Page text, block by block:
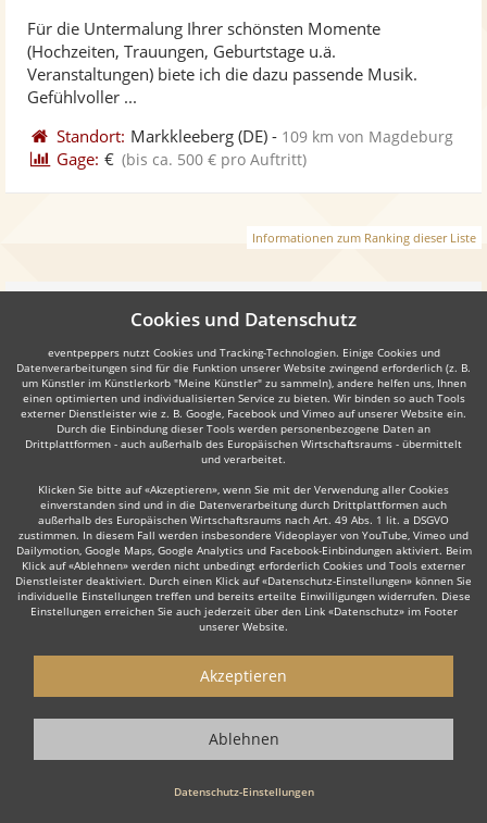
Für die Untermalung Ihrer schönsten Momente
(Hochzeiten, Trauungen, Geburtstage u.ä.
Veranstaltungen) biete ich die dazu passende Musik.
Gefühlvoller ...
Standort: Markkleeberg (DE) - 109 km von Magdeburg
Gage: € (bis ca. 500 € pro Auftritt)
Informationen zum Ranking dieser Liste
Weiter
Auch interessant:
Organist Musicalsänger Hochzeitsredner Soul &
Starten Sie mit dem Button 'Kostenlos anfragen' eine Anfrage an die für
Sie interessanten Solomusiker - also z. B. bestimmte Sänger mit
Instrument. Diesen Button finden Sie auf den jeweiligen Künstler-Profil-
Cookies und Datenschutz
eventpeppers nutzt Cookies und Tracking-Technologien. Einige Cookies und
Datenverarbeitungen sind für die Funktion unserer Website zwingend erforderlich (z. B.
um Künstler im Künstlerkorb "Meine Künstler" zu sammeln), andere helfen uns, Ihnen
einen optimierten und individualisierten Service zu bieten. Wir binden so auch Tools
externer Dienstleister wie z. B. Google, Facebook und Vimeo auf unserer Website ein.
Durch die Einbindung dieser Tools werden personenbezogene Daten an
Drittplattformen - auch außerhalb des Europäischen Wirtschaftsraums - übermittelt
und verarbeitet.
Klicken Sie bitte auf «Akzeptieren», wenn Sie mit der Verwendung aller Cookies
einverstanden sind und in die Datenverarbeitung durch Drittplattformen auch
außerhalb des Europäischen Wirtschaftsraums nach Art. 49 Abs. 1 lit. a DSGVO
zustimmen. In diesem Fall werden insbesondere Videoplayer von YouTube, Vimeo und
Dailymotion, Google Maps, Google Analytics und Facebook-Einbindungen aktiviert. Beim
Klick auf «Ablehnen» werden nicht unbedingt erforderlich Cookies und Tools externer
Dienstleister deaktiviert. Durch einen Klick auf «Datenschutz-Einstellungen» können Sie
individuelle Einstellungen treffen und bereits erteilte Einwilligungen widerrufen. Diese
Einstellungen erreichen Sie auch jederzeit über den Link «Datenschutz» im Footer
unserer Website.
Datenschutz-Einstellungen
Akzeptieren
Ablehnen